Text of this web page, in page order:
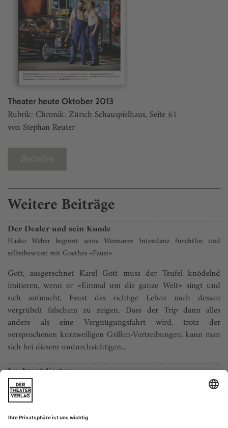
Theater heute Oktober 2013
Rubrik: Chronik: Zürich Schauspielhaus, Seite 61
von Stephan Reuter
Bestellen
Weitere Beiträge
Der Dealer und sein Kunde
Hasko Weber beginnt seine Weimarer Intendanz furchtlos und
selbstbewusst mit Goethes «Faust»
Gott, ausgerechnet Karel Gott muss der Teufel knödelnd
imitieren, wenn er «Einmal um die ganze Welt» singt und
sich aufmacht, Faust das richtige Leben nach dessen
vergrübelt falschem zu zeigen. Dass der Trip dann alles
andere als eine Vergnügungsfahrt wird, trotz der
versprochenen kurzweiligen Grillen-Vertreibungen, kann man
sich bei diesem undurchsichtigen...
Im Avant-Garten
Das Internationale Sommerfestival Hamburg wird jetzt von András
Siebold kuratiert und stellt Fragen zum Biografischen
Pünktlich zum Start des Internationalen Sommerfestivals hat